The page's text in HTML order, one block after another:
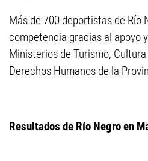
Más de 700 deportistas de Río
competencia gracias al apoyo
Ministerios de Turismo,
Derechos Humanos de la
Resultados de Río Negro en